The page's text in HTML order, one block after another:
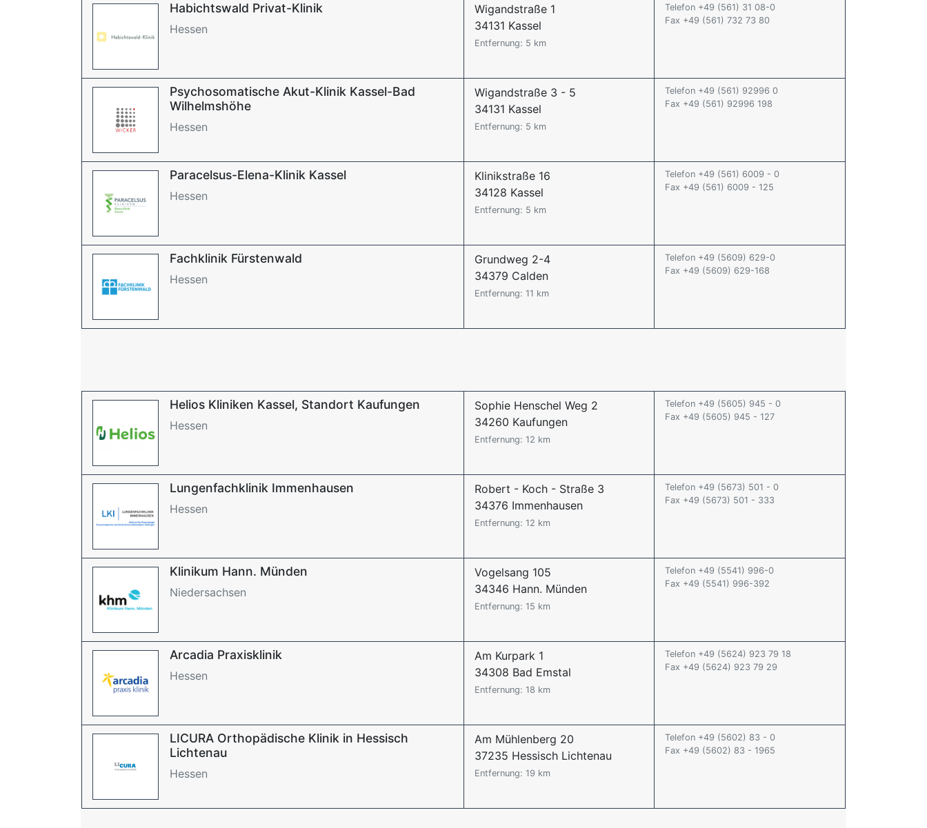
Habichtswald Privat-Klinik
Hessen
Wigandstraße 1
34131 Kassel
Entfernung: 5 km
Telefon +49 (561) 31 08-0
Fax +49 (561) 732 73 80
Psychosomatische Akut-Klinik Kassel-Bad
Wilhelmshöhe
Hessen
Wigandstraße 3 - 5
34131 Kassel
Entfernung: 5 km
Telefon +49 (561) 92996 0
Fax +49 (561) 92996 198
Paracelsus-Elena-Klinik Kassel
Hessen
Klinikstraße 16
34128 Kassel
Entfernung: 5 km
Telefon +49 (561) 6009 - 0
Fax +49 (561) 6009 - 125
Fachklinik Fürstenwald
Hessen
Grundweg 2-4
34379 Calden
Entfernung: 11 km
Telefon +49 (5609) 629-0
Fax +49 (5609) 629-168
Helios Kliniken Kassel, Standort Kaufungen
Hessen
Sophie Henschel Weg 2
34260 Kaufungen
Entfernung: 12 km
Telefon +49 (5605) 945 - 0
Fax +49 (5605) 945 - 127
Lungenfachklinik Immenhausen
Hessen
Robert - Koch - Straße 3
34376 Immenhausen
Entfernung: 12 km
Telefon +49 (5673) 501 - 0
Fax +49 (5673) 501 - 333
Klinikum Hann. Münden
Niedersachsen
Vogelsang 105
34346 Hann. Münden
Entfernung: 15 km
Telefon +49 (5541) 996-0
Fax +49 (5541) 996-392
Arcadia Praxisklinik
Hessen
Am Kurpark 1
34308 Bad Emstal
Entfernung: 18 km
Telefon +49 (5624) 923 79 18
Fax +49 (5624) 923 79 29
LICURA Orthopädische Klinik in Hessisch
Lichtenau
Hessen
Am Mühlenberg 20
37235 Hessisch Lichtenau
Entfernung: 19 km
Telefon +49 (5602) 83 - 0
Fax +49 (5602) 83 - 1965